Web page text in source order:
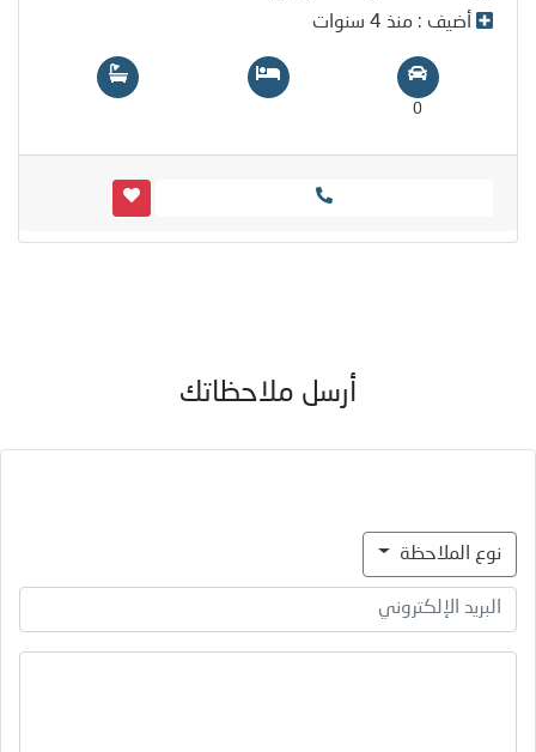
أضيف : منذ 4 سنوات
0
أرسل ملاحظاتك
نوع الملاحظة